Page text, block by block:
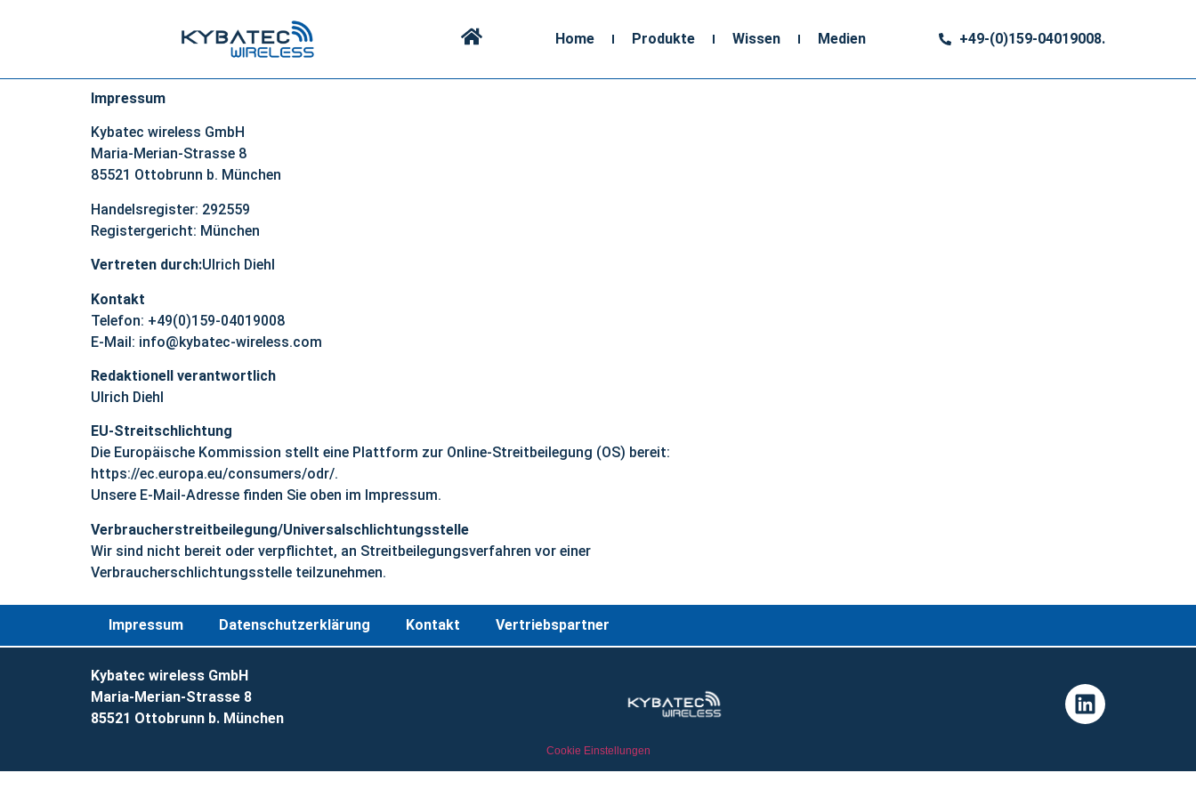
Home Produkte Wissen Medien +49-(0)159-04019008.
Impressum
Kybatec wireless GmbH
Maria-Merian-Strasse 8
85521 Ottobrunn b. München
Handelsregister: 292559
Registergericht: München
Vertreten durch:Ulrich Diehl
Kontakt
Telefon: +49(0)159-04019008
E-Mail: info@kybatec-wireless.com
Redaktionell verantwortlich
Ulrich Diehl
EU-Streitschlichtung
Die Europäische Kommission stellt eine Plattform zur Online-Streitbeilegung (OS) bereit:
https://ec.europa.eu/consumers/odr/.
Unsere E-Mail-Adresse finden Sie oben im Impressum.
Verbraucherstreitbeilegung/Universalschlichtungsstelle
Wir sind nicht bereit oder verpflichtet, an Streitbeilegungsverfahren vor einer
Verbraucherschlichtungsstelle teilzunehmen.
Impressum Datenschutzerklärung Kontakt Vertriebspartner
Kybatec wireless GmbH
Maria-Merian-Strasse 8
85521 Ottobrunn b. München
Cookie Einstellungen